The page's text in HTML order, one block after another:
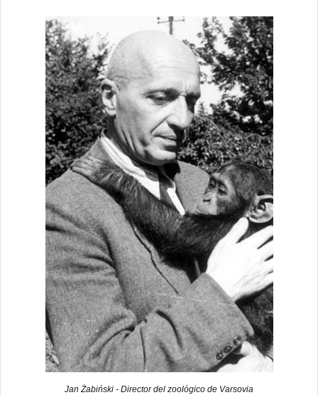
Jan Żabiński - Director del zoológico de Varsovia